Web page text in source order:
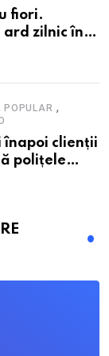
fiori.
ard zilnic în
au
POPULAR ,
înapoi clienții
polițele
termenele